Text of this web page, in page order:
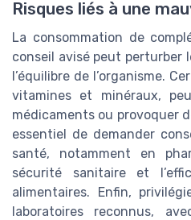
Risques liés à une
La consommation de
conseil avisé peut perturber
l’équilibre de l’organisme.
vitamines et minéraux,
médicaments ou provoquer
essentiel de demander
santé, notamment en
sécurité sanitaire et
alimentaires. Enfin,
laboratoires reconnus,